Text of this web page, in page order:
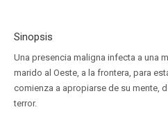
Sinopsis
Una presencia maligna infecta a una
marido al Oeste, a la frontera, para
comienza a apropiarse de su mente,
terror.